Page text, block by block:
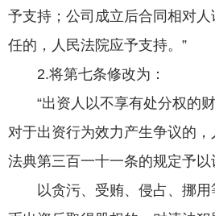
予支持；公司成立后合同相对
任的，人民法院应予支持。”
2.将第七条修改为：
“出资人以不享有处分权的财
对于出资行为效力产生争议的
法典第三百一十一条的规定予以
以贪污、受贿、侵占、挪用